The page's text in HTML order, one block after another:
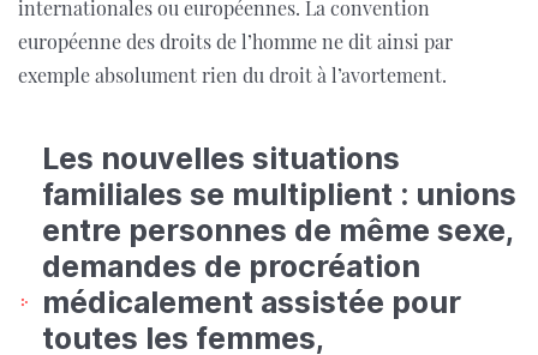
internationales ou européennes. La convention
européenne des droits de l’homme ne dit ainsi par
exemple absolument rien du droit à l’avortement.
Les nouvelles situations
familiales se multiplient : unions
entre personnes de même sexe,
demandes de procréation
médicalement assistée pour
toutes les femmes,